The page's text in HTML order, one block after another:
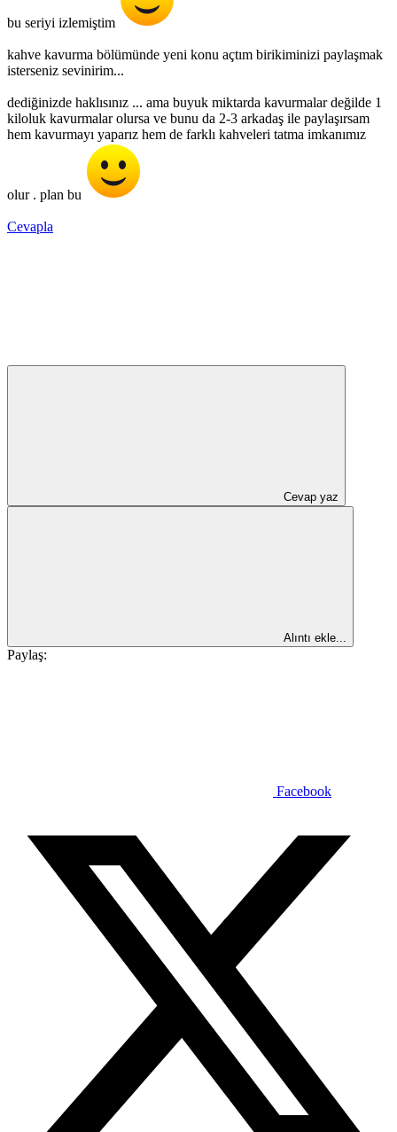
bu seriyi izlemiştim
kahve kavurma bölümünde yeni konu açtım birikiminizi paylaşmak
isterseniz sevinirim...
dediğinizde haklısınız ... ama buyuk miktarda kavurmalar değilde 1
kiloluk kavurmalar olursa ve bunu da 2-3 arkadaş ile paylaşırsam
hem kavurmayı yaparız hem de farklı kahveleri tatma imkanımız
olur . plan bu
Cevapla
Cevap yaz
Alıntı ekle...
Paylaş:
Facebook